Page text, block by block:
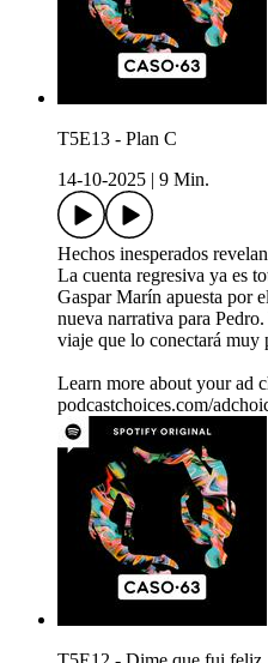
T5E13 - Plan C
14-10-2025
9 Min.
Hechos inesperados
La cuenta regresiva ya es
Gaspar Marín apuesta por
nueva narrativa para
viaje que lo conectará muy
Learn more about your ad
podcastchoices.com/